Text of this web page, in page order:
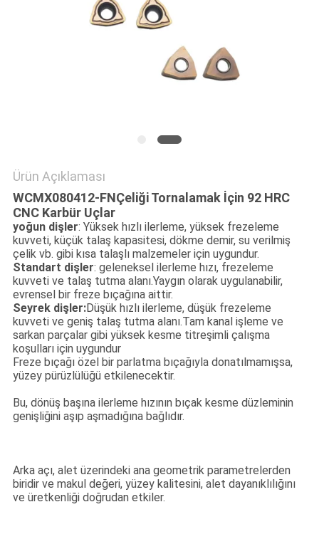
Ürün Açıklaması
WCMX080412-FNÇeliği Tornalamak İçin 92 HRC
CNC Karbür Uçlar
yoğun dişler: Yüksek hızlı ilerleme, yüksek frezeleme
kuvveti, küçük talaş kapasitesi, dökme demir, su verilmiş
çelik vb. gibi kısa talaşlı malzemeler için uygundur.
Standart dişler: geleneksel ilerleme hızı, frezeleme
kuvveti ve talaş tutma alanı.Yaygın olarak uygulanabilir,
evrensel bir freze bıçağına aittir.
Seyrek dişler:Düşük hızlı ilerleme, düşük frezeleme
kuvveti ve geniş talaş tutma alanı.Tam kanal işleme ve
sarkan parçalar gibi yüksek kesme titreşimli çalışma
koşulları için uygundur
Freze bıçağı özel bir parlatma bıçağıyla donatılmamışsa,
yüzey pürüzlülüğü etkilenecektir.
Bu, dönüş başına ilerleme hızının bıçak kesme düzleminin
genişliğini aşıp aşmadığına bağlıdır.
Arka açı, alet üzerindeki ana geometrik parametrelerden
biridir ve makul değeri, yüzey kalitesini, alet dayanıklılığını
ve üretkenliği doğrudan etkiler.